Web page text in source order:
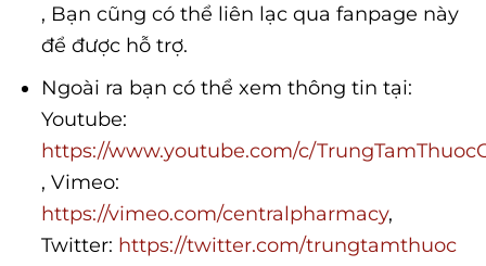
, Bạn cũng có thể liên lạc qua fanpage này
để được hỗ trợ.
Ngoài ra bạn có thể xem thông tin tại:
Youtube:
https://www.youtube.com/c/
, Vimeo:
https://vimeo.com/centralpharmacy,
Twitter: https://twitter.com/trungtamthuoc